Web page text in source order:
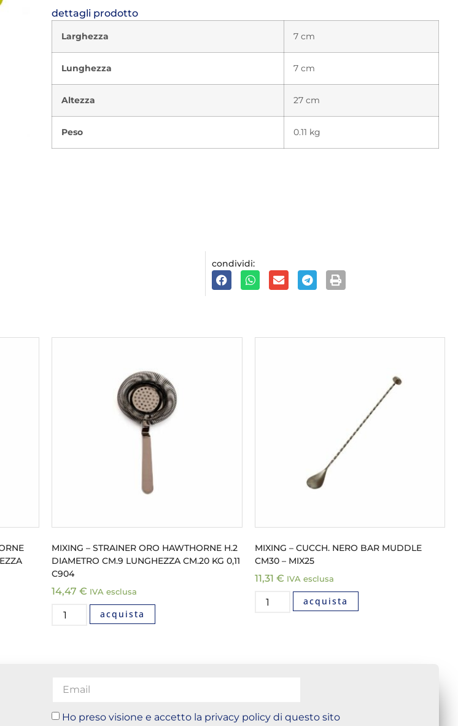
dettagli prodotto
Larghezza 7 cm
Lunghezza 7 cm
Altezza 27 cm
Peso 0.11 kg
condividi:
MIXING – STRAINER ORO HAWTHORNE H.2
DIAMETRO CM.9 LUNGHEZZA CM.20 KG 0,11
C904
14,47 € IVA esclusa
acquista
MIXING – CUCCH. NERO BAR MUDDLE
CM30 – MIX25
11,31 € IVA esclusa
acquista
Ho preso visione e accetto la privacy policy di questo sito